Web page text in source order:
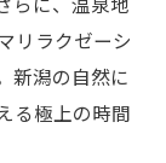
リラクゼーシ
新潟の自然に
る極上の時間